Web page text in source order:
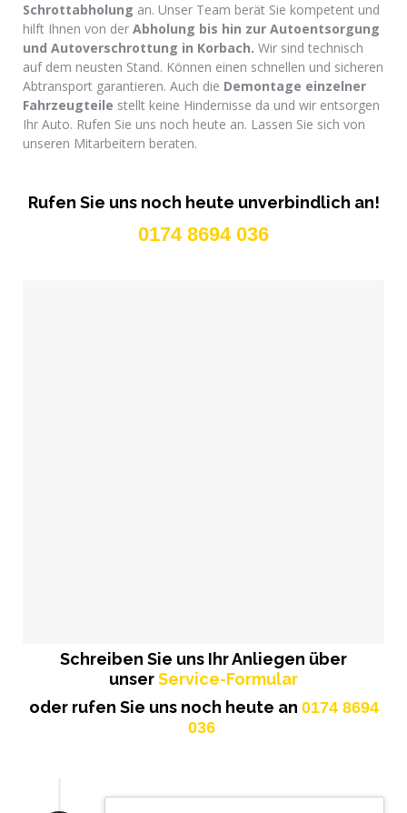
Schrottabholung an. Unser Team berät Sie kompetent und
hilft Ihnen von der Abholung bis hin zur Autoentsorgung
und Autoverschrottung in Korbach. Wir sind technisch
auf dem neusten Stand. Können einen schnellen und sicheren
Abtransport garantieren. Auch die Demontage einzelner
Fahrzeugteile stellt keine Hindernisse da und wir entsorgen
Ihr Auto. Rufen Sie uns noch heute an. Lassen Sie sich von
unseren Mitarbeitern beraten.
Rufen Sie uns noch heute unverbindlich an!
0174 8694 036
Schreiben Sie uns Ihr Anliegen über
unserService-Formular
oder rufen Sie uns noch heute an 0174 8694
036